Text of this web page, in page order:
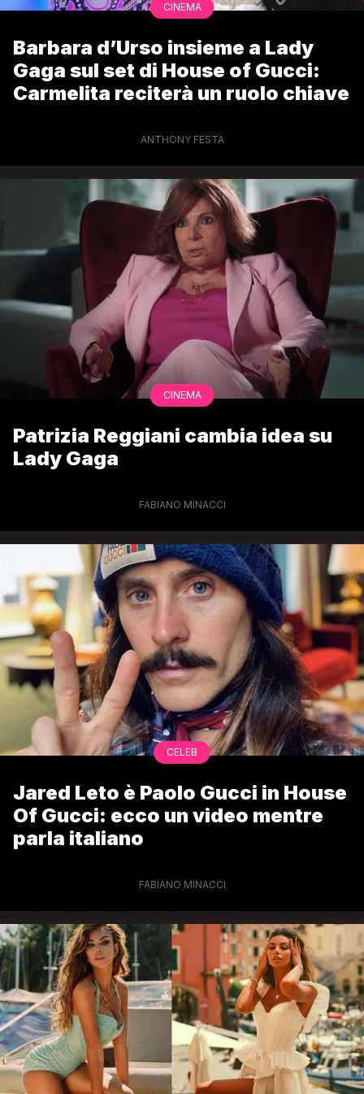
CINEMA
Barbara d’Urso insieme a Lady
Gaga sul set di House of Gucci:
Carmelita reciterà un ruolo chiave
ANTHONY FESTA
CINEMA
Patrizia Reggiani cambia idea su
Lady Gaga
FABIANO MINACCI
CELEB
Jared Leto è Paolo Gucci in House
Of Gucci: ecco un video mentre
parla italiano
FABIANO MINACCI